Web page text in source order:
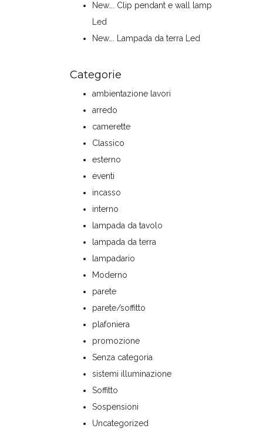
New…. Clip pendant e wall lamp
Led
New…. Lampada da terra Led
Categorie
ambientazione lavori
arredo
camerette
Classico
esterno
eventi
incasso
interno
lampada da tavolo
lampada da terra
lampadario
Moderno
parete
parete/soffitto
plafoniera
promozione
Senza categoria
sistemi illuminazione
Soffitto
Sospensioni
Uncategorized